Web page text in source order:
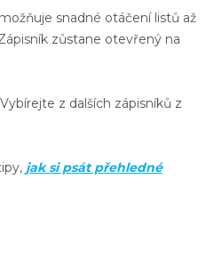
snadné otáčení listů až
zůstane otevřený na
z dalších zápisníků z
jak si psát přehledné